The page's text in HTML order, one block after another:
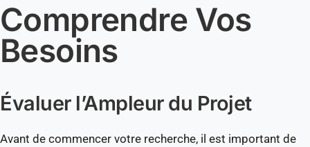
Comprendre Vos
Besoins
Évaluer l’Ampleur du Projet
Avant de commencer votre recherche, il est important de